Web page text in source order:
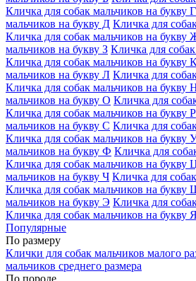
Кличка для собак мальчиков на букву Г
мальчиков на букву Д Кличка для
Кличка для собак мальчиков на букву
мальчиков на букву З Кличка для
Кличка для собак мальчиков на букву
мальчиков на букву Л Кличка для
Кличка для собак мальчиков на букву
мальчиков на букву О Кличка для
Кличка для собак мальчиков на букву Р
мальчиков на букву С Кличка для
Кличка для собак мальчиков на букву
мальчиков на букву Ф Кличка для
Кличка для собак мальчиков на букву
мальчиков на букву Ч Кличка для
Кличка для собак мальчиков на букву
мальчиков на букву Э Кличка для
Кличка для собак мальчиков на букву
Популярные
По размеру
Клички для собак мальчиков малого
мальчиков среднего размера
По породе